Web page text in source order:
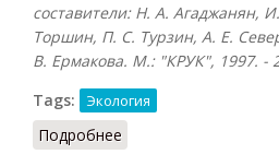
составители: Н. А. Агаджанян,
Торшин, П. С. Турзин, А. Е.
В. Ермакова. М.: "КРУК", 1997. -
Tags:
Экология
Подробнее